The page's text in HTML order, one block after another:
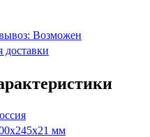
Возможен
доставки
мм